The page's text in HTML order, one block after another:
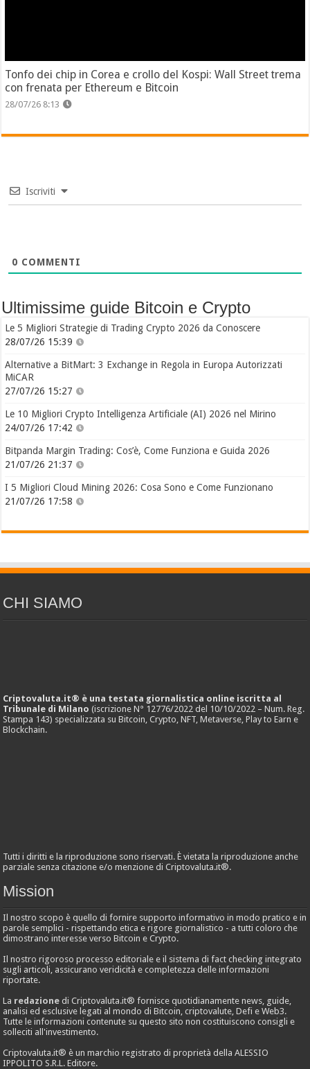
Tonfo dei chip in Corea e crollo del Kospi: Wall Street trema
con frenata per Ethereum e Bitcoin
28/07/26 8:13
Iscriviti
0 COMMENTI
Ultimissime guide Bitcoin e Crypto
Le 5 Migliori Strategie di Trading Crypto 2026 da Conoscere
28/07/26 15:39
Alternative a BitMart: 3 Exchange in Regola in Europa Autorizzati
MiCAR
27/07/26 15:27
Le 10 Migliori Crypto Intelligenza Artificiale (AI) 2026 nel Mirino
24/07/26 17:42
Bitpanda Margin Trading: Cos’è, Come Funziona e Guida 2026
21/07/26 21:37
I 5 Migliori Cloud Mining 2026: Cosa Sono e Come Funzionano
21/07/26 17:58
CHI SIAMO
Criptovaluta.it® è una testata giornalistica online iscritta al
Tribunale di Milano (iscrizione N° 12776/2022 del 10/10/2022 – Num. Reg.
Stampa 143) specializzata su Bitcoin, Crypto, NFT, Metaverse, Play to Earn e
Blockchain.
Tutti i diritti e la riproduzione sono riservati. È vietata la riproduzione anche
parziale senza citazione e/o menzione di Criptovaluta.it®.
Mission
Il nostro scopo è quello di fornire supporto informativo in modo pratico e in
parole semplici - rispettando etica e rigore giornalistico - a tutti coloro che
dimostrano interesse verso Bitcoin e Crypto.
Il nostro rigoroso processo editoriale e il sistema di fact checking integrato
sugli articoli, assicurano veridicità e completezza delle informazioni
riportate.
La redazione di Criptovaluta.it® fornisce quotidianamente news, guide,
analisi ed esclusive legati al mondo di Bitcoin, criptovalute, Defi e Web3.
Tutte le informazioni contenute su questo sito non costituiscono consigli e
solleciti all'investimento.
Criptovaluta.it® è un marchio registrato di proprietà della ALESSIO
IPPOLITO S.R.L. Editore.